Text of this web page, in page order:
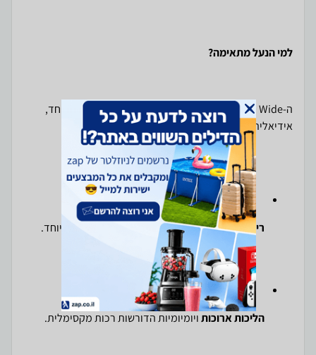
למי הנעל מתאימה?
ה-Hoka Bondi 9 Wide היא נעל ניטרלית ומרופדת במיוחד,
אידיאלית עבור:
ריצות כבישבכל הטווחים, כולל ריצות ארוכות במיוחד.
הליכות ארוכותויומיומיות הדורשות רכות מקסימלית.